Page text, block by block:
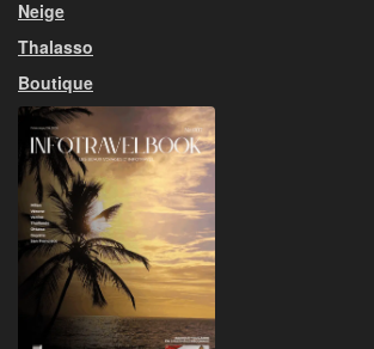
Neige
Thalasso
Boutique